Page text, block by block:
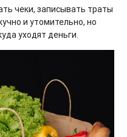
чеки, записывать траты
и утомительно, но
уходят деньги.